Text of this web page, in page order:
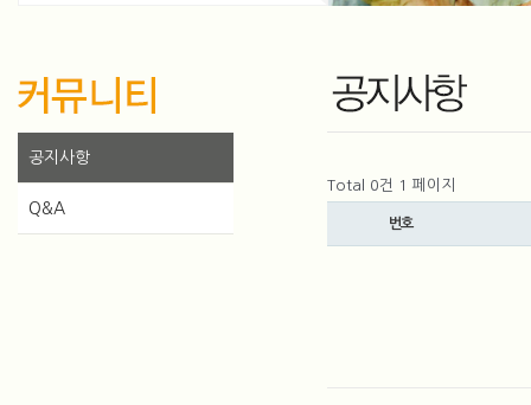
공지사항
Q&A
Total 0건 1 페이지
번호